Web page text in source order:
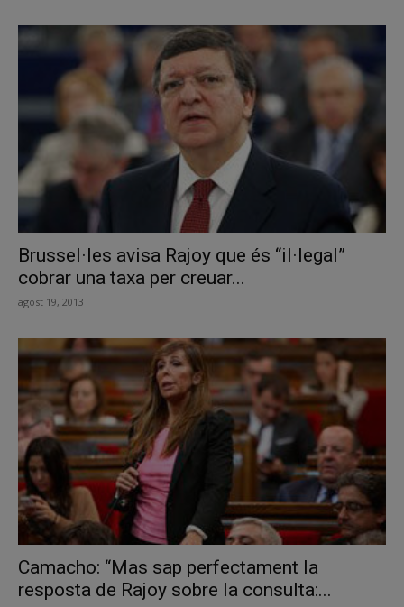
Brussel·les avisa Rajoy que és “il·legal”
cobrar una taxa per creuar...
agost 19, 2013
Camacho: “Mas sap perfectament la
resposta de Rajoy sobre la consulta:...